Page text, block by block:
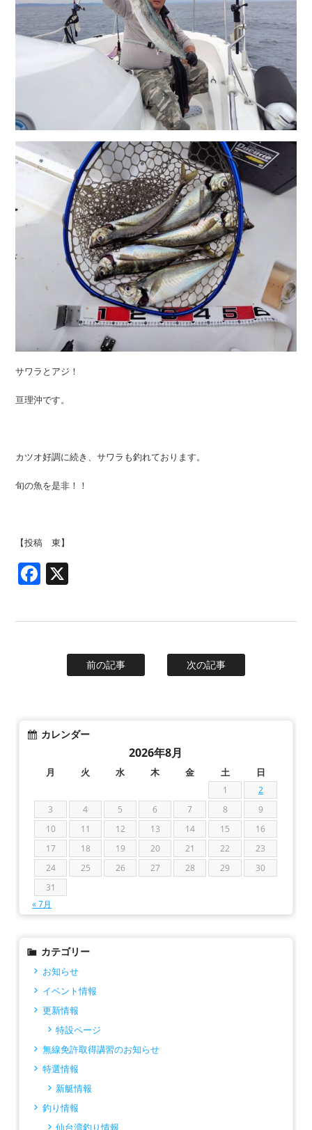
サワラとアジ！
亘理沖です。
カツオ好調に続き、サワラも釣れております。
旬の魚を是非！！
【投稿 東】
Facebook
前の記事 次の記事
カレンダー
2026年8月
月 火 水 木 金 土 日
1
2
3
4 5 6 7 8
9
10
11 12 13 14 15
16
17
18 19 20 21 22
23
24
25 26 27 28 29
30
31
« 7月
カテゴリー
お知らせ
イベント情報
更新情報
特設ページ
無線免許取得講習のお知らせ
特選情報
新艇情報
釣り情報
仙台湾釣り情報